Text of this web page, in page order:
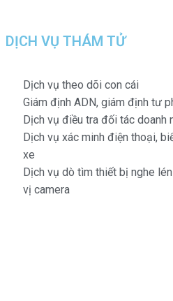
DỊCH VỤ THÁM TỬ
Dịch vụ theo dõi con cái
Giám định ADN, giám định tư
Dịch vụ điều tra đối tác doanh
Dịch vụ xác minh điện thoại,
xe
Dịch vụ dò tìm thiết bị nghe
vị camera